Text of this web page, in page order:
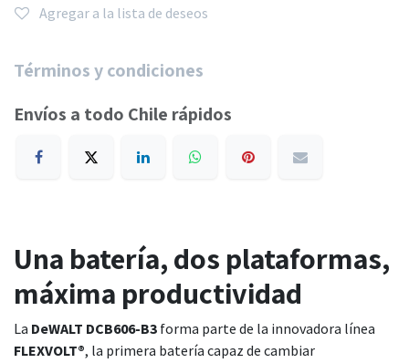
Agregar a la lista de deseos
Términos y condiciones
Envíos a todo Chile rápidos
Una batería, dos plataformas,
máxima productividad
La DeWALT DCB606-B3 forma parte de la innovadora línea
FLEXVOLT®, la primera batería capaz de cambiar